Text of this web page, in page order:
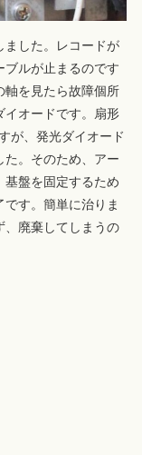
ました。レコードが
ルが止まるのです
軸を見たら故障個所
イオードです。扇形
が、発光ダイオード
。そのため、アー
基盤を固定するため
す。簡単に治りま
、廃棄してしまうの